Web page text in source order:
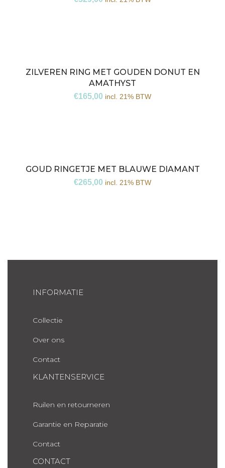
ZILVEREN RING MET GOUDEN DONUT EN
AMATHYST
€165,00 incl. 21% BTW
GOUD RINGETJE MET BLAUWE DIAMANT
€265,00 incl. 21% BTW
INFORMATIE
Collectie
Over ons
Contact
KLANTENSERVICE
Ruilen en retourneren
Garantie en Reparatie
Contact
CONTACT